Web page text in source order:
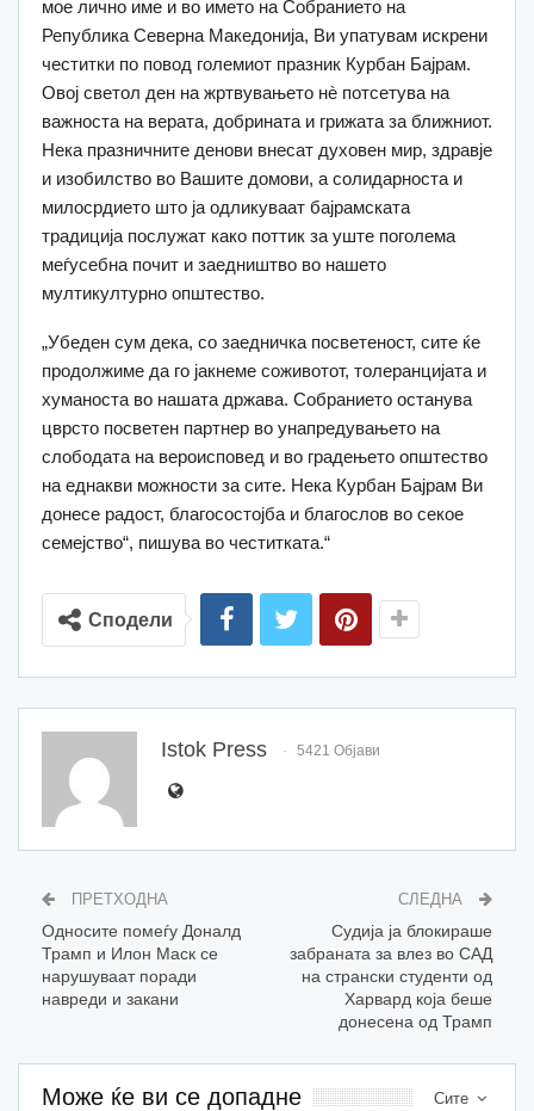
мое лично име и во името на Собранието на
Република Северна Македонија, Ви упатувам искрени
честитки по повод големиот празник Курбан Бајрам.
Овој светол ден на жртвувањето нè потсетува на
важноста на верата, добрината и грижата за ближниот.
Нека празничните денови внесат духовен мир, здравје
и изобилство во Вашите домови, а солидарноста и
милосрдието што ја одликуваат бајрамската
традиција послужат како поттик за уште поголема
меѓусебна почит и заедништво во нашето
мултикултурно општество.
„Убеден сум дека, со заедничка посветеност, сите ќе
продолжиме да го јакнеме соживотот, толеранцијата и
хуманоста во нашата држава. Собранието останува
цврсто посветен партнер во унапредувањето на
слободата на вероисповед и во градењето општество
на еднакви можности за сите. Нека Курбан Бајрам Ви
донесе радост, благосостојба и благослов во секое
семејство“, пишува во честитката.“
Сподели
Istok Press 5421 Објави
ПРЕТХОДНА
Односите помеѓу Доналд
Трамп и Илон Маск се
нарушуваат поради
навреди и закани
СЛЕДНА
Судија ја блокираше
забраната за влез во САД
на странски студенти од
Харвард која беше
донесена од Трамп
Сите
Може ќе ви се допадне